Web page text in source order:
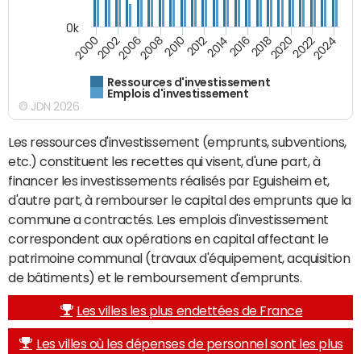
Ressources d'investissement
Emplois d'investissement
200020022006200820102012201420162018202020222024
0k
© JDN 2026
Les ressources d'investissement (emprunts, subventions,
etc.) constituent les recettes qui visent, d'une part, à
financer les investissements réalisés par Eguisheim et,
d'autre part, à rembourser le capital des emprunts que la
commune a contractés. Les emplois d'investissement
correspondent aux opérations en capital affectant le
patrimoine communal (travaux d'équipement, acquisition
de bâtiments) et le remboursement d'emprunts.
Les villes les plus endettées de France
Les villes où les dépenses de personnel sont les plus